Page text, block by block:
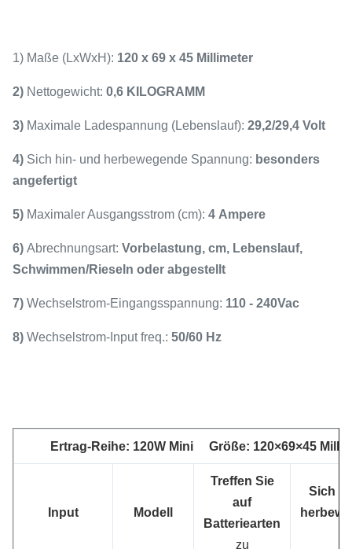
1) Maße (LxWxH): 120 x 69 x 45 Millimeter
2) Nettogewicht: 0,6 KILOGRAMM
3) Maximale Ladespannung (Lebenslauf): 29,2/29,4 Volt
4) Sich hin- und herbewegende Spannung: besonders
angefertigt
5) Maximaler Ausgangsstrom (cm): 4 Ampere
6) Abrechnungsart: Vorbelastung, cm, Lebenslauf,
Schwimmen/Rieseln oder abgestellt
7) Wechselstrom-Eingangsspannung: 110 - 240Vac
8) Wechselstrom-Input freq.: 50/60 Hz
Ertrag-Reihe: 120W Mini Größe: 120×69×45
Input Modell
Treffen Sie
auf
Batteriearten
zu
Sich